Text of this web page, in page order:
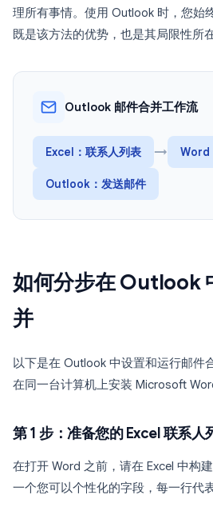
理所有事情。使用 Outlook 时，您始
既是该方法的优势，也是其局限性所在
Outlook 邮件合并工作流
Excel：联系人列表 → Word
Outlook：发送邮件
如何分步在 Outlook
并
以下是在 Outlook 中设置和运行邮件
在同一台计算机上安装 Microsoft
第 1 步：准备您的 Excel 联系人
在打开 Word 之前，请在 Excel 中构
一个您可以个性化的字段，每一行代